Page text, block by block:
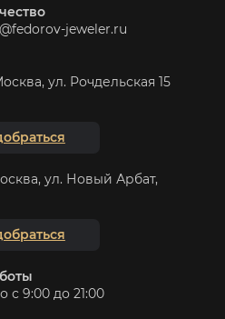
jeweler.ru
ул. Рочдельская 15
ул. Новый Арбат,
с 9:00 до 21:00